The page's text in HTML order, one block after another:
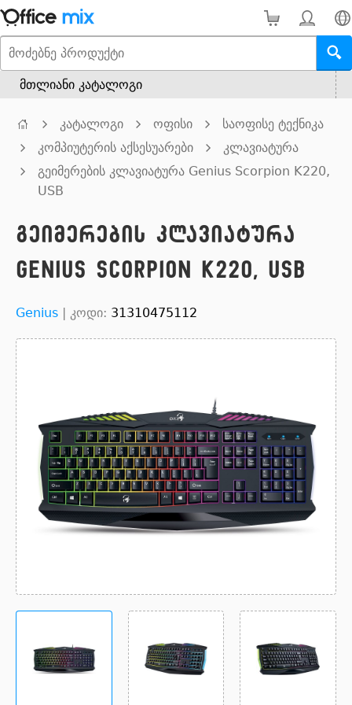
მთლიანი კატალოგი
კატალოგი ოფისი
საოფისე ტექნიკა
კომპიუტერის აქსესუარები
კლავიატურა
გეიმერების კლავიატურა Genius Scorpion K220,
USB
გეიმერების კლავიატურა
Genius Scorpion K220, USB
Genius | კოდი: 31310475112